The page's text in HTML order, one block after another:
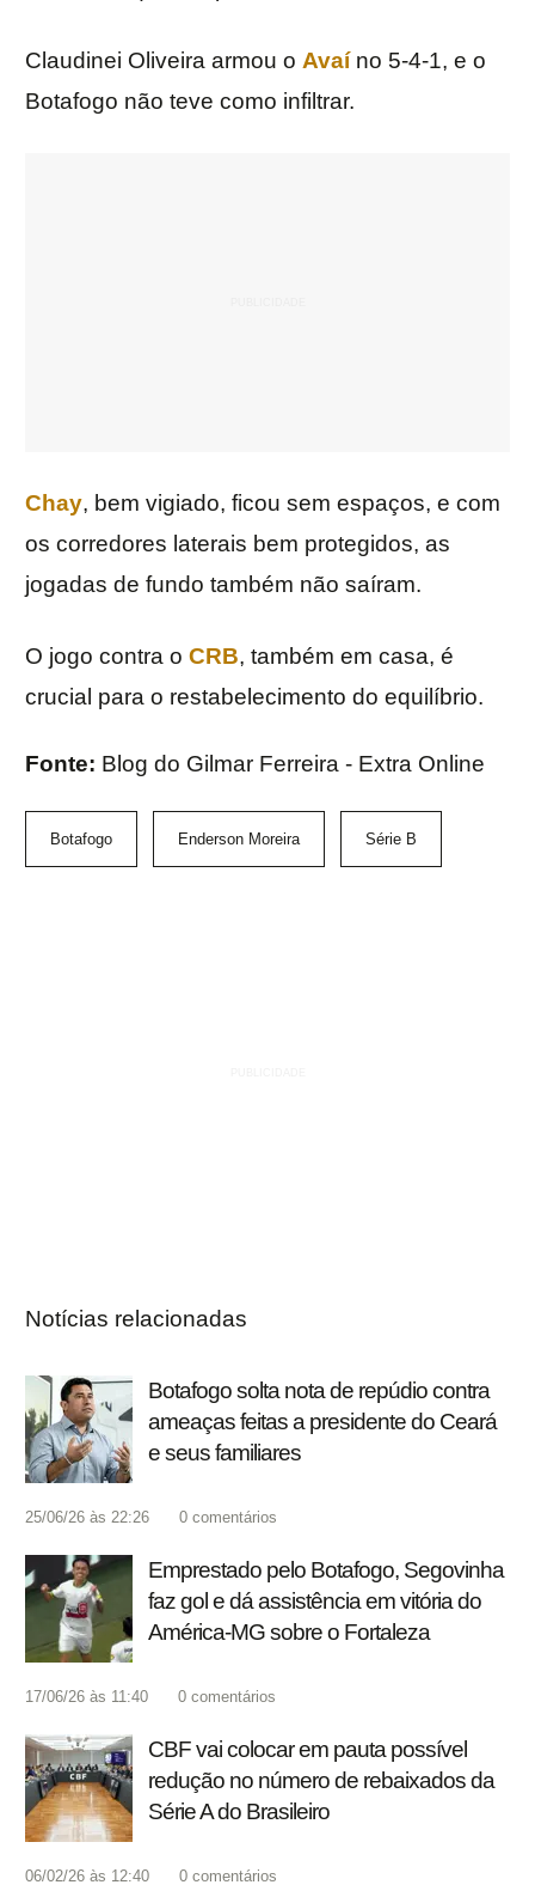
Claudinei Oliveira armou o Avaíno 5-4-1, e o
Botafogo não teve como infiltrar.
Chay, bem vigiado, ficou sem espaços, e com
os corredores laterais bem protegidos, as
jogadas de fundo também não saíram.
O jogo contra o CRB, também em casa, é
crucial para o restabelecimento do equilíbrio.
Fonte: Blog do Gilmar Ferreira - Extra Online
Botafogo Enderson Moreira Série B
Notícias relacionadas
Botafogo solta nota de repúdio contra
ameaças feitas a presidente do Ceará
e seus familiares
25/06/26 às 22:26 0 comentários
Emprestado pelo Botafogo, Segovinha
faz gol e dá assistência em vitória do
América-MG sobre o Fortaleza
17/06/26 às 11:40 0 comentários
CBF vai colocar em pauta possível
redução no número de rebaixados da
Série A do Brasileiro
06/02/26 às 12:40 0 comentários